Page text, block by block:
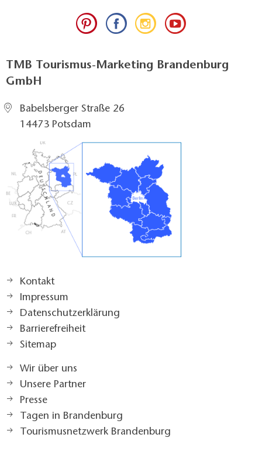
TMB Tourismus-Marketing Brandenburg
GmbH
Babelsberger Straße 26
14473 Potsdam
Kontakt
Impressum
Datenschutzerklärung
Barrierefreiheit
Sitemap
Wir über uns
Unsere Partner
Presse
Tagen in Brandenburg
Tourismusnetzwerk Brandenburg